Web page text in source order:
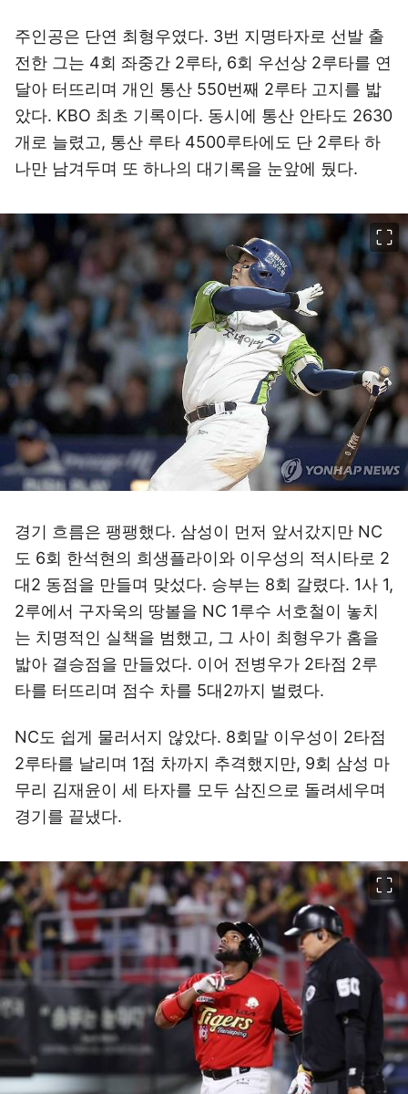
주인공은 단연 최형우였다. 3번 지명타자로 선발 출
전한 그는 4회 좌중간 2루타, 6회 우선상 2루타를 연
달아 터뜨리며 개인 통산 550번째 2루타 고지를 밟
았다. KBO 최초 기록이다. 동시에 통산 안타도 2630
개로 늘렸고, 통산 루타 4500루타에도 단 2루타 하
나만 남겨두며 또 하나의 대기록을 눈앞에 뒀다.
경기 흐름은 팽팽했다. 삼성이 먼저 앞서갔지만 NC
도 6회 한석현의 희생플라이와 이우성의 적시타로 2
대2 동점을 만들며 맞섰다. 승부는 8회 갈렸다. 1사 1,
2루에서 구자욱의 땅볼을 NC 1루수 서호철이 놓치
는 치명적인 실책을 범했고, 그 사이 최형우가 홈을
밟아 결승점을 만들었다. 이어 전병우가 2타점 2루
타를 터뜨리며 점수 차를 5대2까지 벌렸다.
NC도 쉽게 물러서지 않았다. 8회말 이우성이 2타점
2루타를 날리며 1점 차까지 추격했지만, 9회 삼성 마
무리 김재윤이 세 타자를 모두 삼진으로 돌려세우며
경기를 끝냈다.